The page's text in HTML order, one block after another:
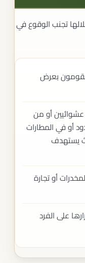
تجنب الوقوع في
يقومون بعرض
أو من
أو في المطارات
يستهدف
أو تجارة
على الفرد